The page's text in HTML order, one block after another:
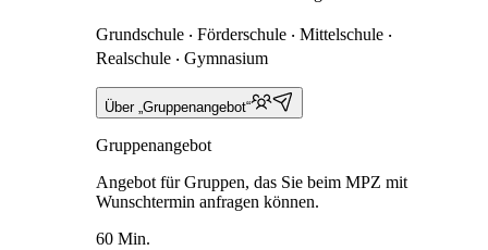
Grundschule ‧ Förderschule ‧ Mittelschule ‧
Realschule ‧ Gymnasium
Über „Gruppenangebot“
Gruppenangebot
Angebot für Gruppen, das Sie beim MPZ mit
Wunschtermin anfragen können.
60 Min.